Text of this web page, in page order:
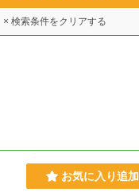
× 検索条件をクリアする
お気に入り追加